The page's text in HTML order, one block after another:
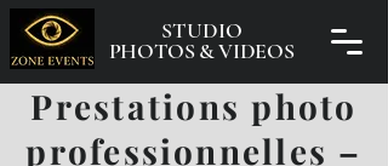
STUDIO
PHOTOS & VIDEOS
Prestations photo
professionnelles –